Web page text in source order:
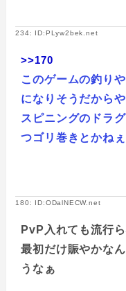
234: ID:PLyw2bek.net
>>170
このゲームの釣り
になりそうだから
スピニングのドラ
つゴリ巻きとかね
180: ID:ODalNECW.net
PvP入れても流行
最初だけ賑やかな
うなぁ